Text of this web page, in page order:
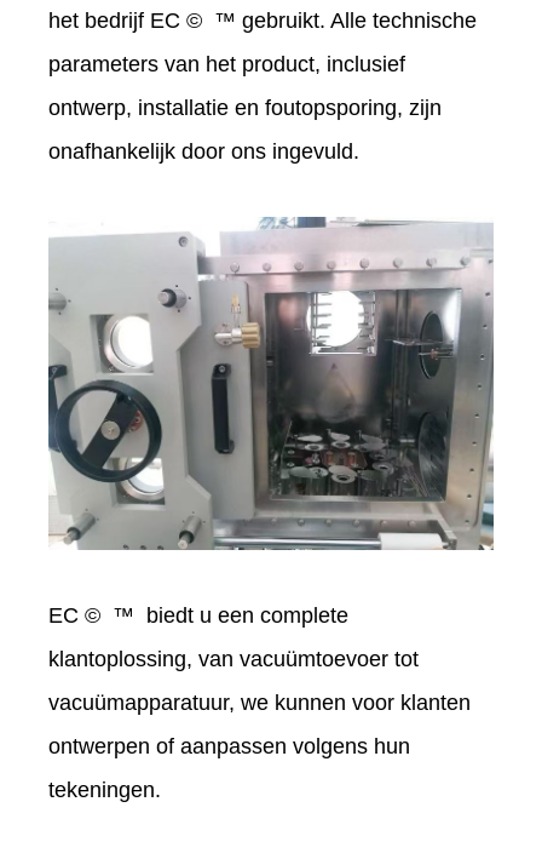
het bedrijf EC © ™ gebruikt. Alle technische
parameters van het product, inclusief
ontwerp, installatie en foutopsporing, zijn
onafhankelijk door ons ingevuld.
EC © ™ biedt u een complete
klantoplossing, van vacuümtoevoer tot
vacuümapparatuur, we kunnen voor klanten
ontwerpen of aanpassen volgens hun
tekeningen.